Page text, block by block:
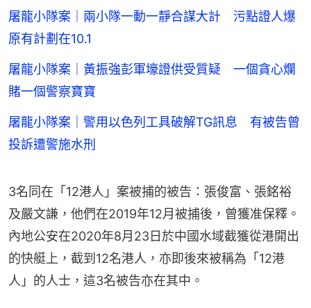
屠龍小隊案｜兩小隊一動一靜合謀大計 污點證人爆
原有計劃在10.1
屠龍小隊案｜黃振強彭軍壕證供受質疑 一個貪心爛
賭一個警察寶寶
屠龍小隊案｜警用以色列工具破解TG訊息 有被告曾
投訴遭警施水刑
3名同在「12港人」案被捕的被告：張俊富、張銘裕
及嚴文謙，他們在2019年12月被捕後，曾獲准保釋。
內地公安在2020年8月23日於中國水域截獲從港開出
的快艇上，截到12名港人，亦即後來被稱為「12港
人」的人士，這3名被告亦在其中。